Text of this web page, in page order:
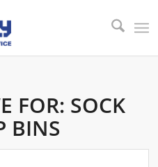
FOR: SOCK
BINS